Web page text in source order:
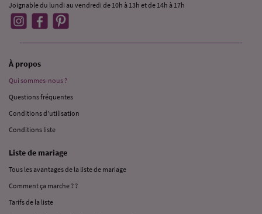
Joignable du lundi au vendredi de 10h à 13h et de 14h à 17h
À propos
Qui sommes-nous ?
Questions fréquentes
Conditions d’utilisation
Conditions liste
Liste de mariage
Tous les avantages de la liste de mariage
Comment ça marche ? ?
Tarifs de la liste